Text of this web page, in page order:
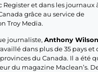
Register et dans les journaux
grâce au service de
Troy Media.
journaliste, Anthony
dans plus de 35 pays et
du Canada. Il a été
du magazine Maclean’s.